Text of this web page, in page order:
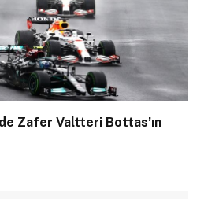
Zafer Valtteri Bottas’ın